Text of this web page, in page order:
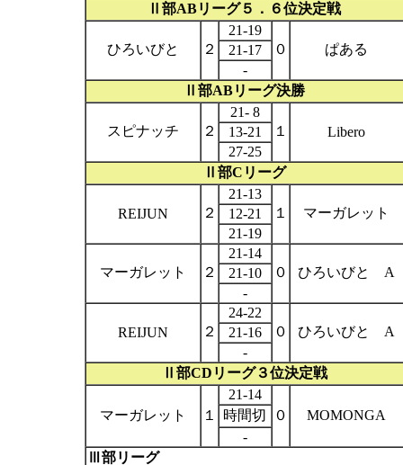
Ⅱ部ABリーグ５．６位決定戦
ひろいびと ２
21-19
０
ぱある
21-17
-
Ⅱ部ABリーグ決勝
スピナッチ ２
21- 8
１
Libero
13-21
27-25
Ⅱ部C リーグ
REIJUN ２
21-13
１
マーガレット
12-21
21-19
マーガレット ２
21-14
０
ひろいびと A
21-10
-
REIJUN ２
24-22
０
ひろいびと A
21-16
-
Ⅱ部CD リーグ３位決定戦
マーガレット １
21-14
０
MOMONGA
時間切
-
Ⅲ部リーグ